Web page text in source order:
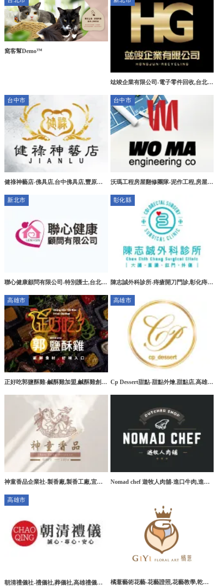
窩客幫Demo™
竑竣企業有限公司-電子零件回收,台北電
電子零件回收
台中市
健祿神藝店-佛具店,台中佛具店,豐原佛
台中市
沃瑪工程房屋翻修團隊-泥作工程,房屋拆
新北市
聯心健康顧問有限公司-特別護士,台北特
彰化縣
陳志誠外科診所-痔瘡開刀門診,彰化痔瘡
高雄市
正好吃郭鹽酥雞-鹹酥雞加盟,鹹酥雞創
高雄市
Cp Dessert甜點-甜點外燴,甜點店,高雄甜
神童香品企業社-製香廠,製香工廠,宜蘭
Nomad chef 遊牧人肉舖-進口牛肉,進口
高雄市
朝清禮儀社-禮儀社,葬儀社,高雄禮儀社,
橘薏藝術花藝-花藝證照,花藝教學,乾燥